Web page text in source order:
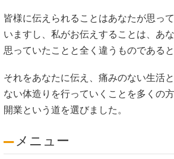
皆様に伝えられることはあなたが思っ
いますし、私がお伝えすることは、あ
思っていたことと全く違うものであると
それをあなたに伝え、痛みのない生活
ない体造りを行っていくことを多くの
開業という道を選びました。
メニュー